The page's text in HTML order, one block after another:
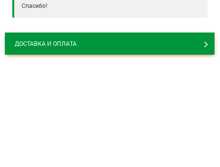
Спасибо!
ДОСТАВКА И ОПЛАТА